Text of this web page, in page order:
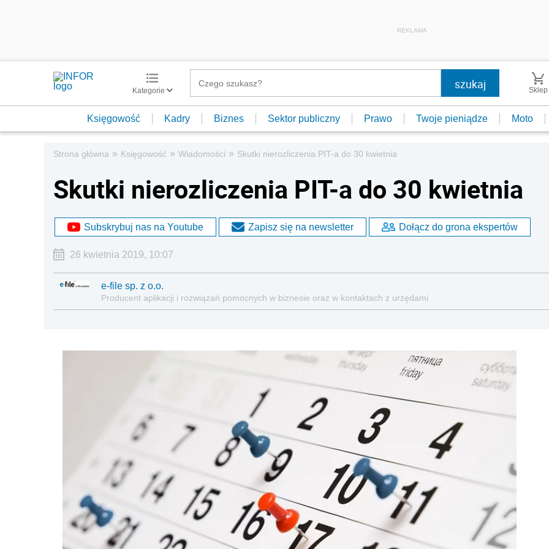
REKLAMA
Kategorie Sklep
Księgowość Kadry Biznes Sektor publiczny Prawo Twoje pieniądze Moto
Strona główna » Księgowość » Wiadomości » Skutki nierozliczenia PIT-a do 30 kwietnia
Skutki nierozliczenia PIT-a do 30 kwietnia
Subskrybuj nas na Youtube Zapisz się na newsletter Dołącz do grona ekspertów
26 kwietnia 2019, 10:07
e-file sp. z o.o.
Producent aplikacji i rozwiązań pomocnych w biznesie oraz w kontaktach z urzędami